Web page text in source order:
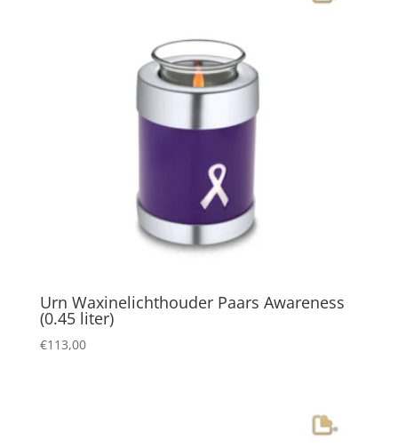
Urn Waxinelichthouder Paars Awareness
(0.45 liter)
€113,00